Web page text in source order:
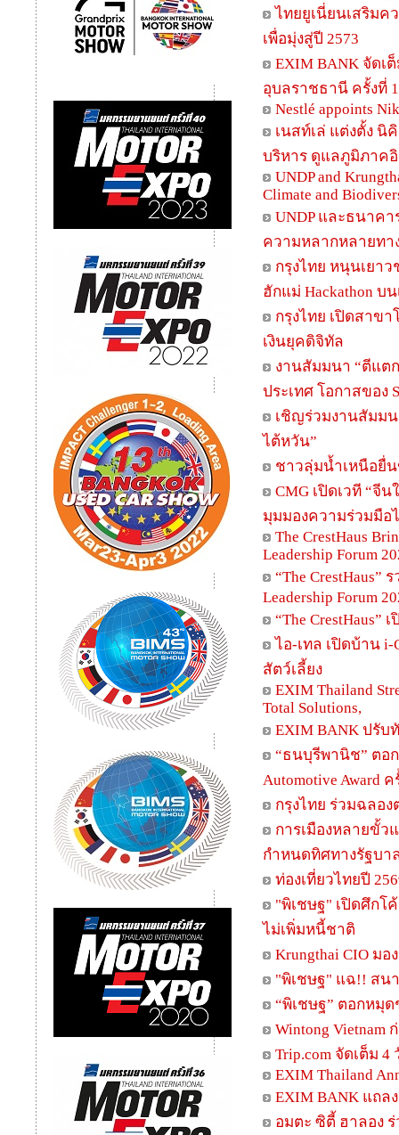
ไทยยูเนี่ยนเสริมค
เพื่อมุ่งสู่ปี 2573
EXIM BANK จัดเ
อุบลราชธานี ครั้งที่
Nestlé appoints
เนสท์เล่ แต่งตั้ง
บริหาร ดูแลภูมิภาค
UNDP and
Climate and
UNDP และธนาค
ความหลากหลายท
กรุงไทย หนุนเยา
ฮักแม่ Hackathon บน
กรุงไทย เปิดสาข
เงินยุคดิจิทัล
งานสัมมนา “ตีแต
ประเทศ โอกาสของ
เชิญร่วมงานสัมม
ไต้หวัน”
ชาวลุ่มน้ำเหนือยื่
CMG เปิดเวที “จี
มุมมองความร่วมมือ
The CrestHaus
Leadership Forum
“The CrestHaus”
Leadership Forum
“The
ไอ-เทล เปิดบ้าน
สัตว์เลี้ยง
EXIM Thailand
Total Solutions,
EXIM BANK ปรับ
“ธนบุรีพานิช” ตอ
Automotive Award ค
กรุงไทย ร่วมฉลอ
การเมืองหลายขั้ว
กำหนดทิศทางรัฐบา
ท่องเที่ยวไทยปี
"พิเชษฐ" เปิดศึกโ
ไม่เพิ่มหนี้ชาติ
Krungthai CIO ม
"พิเชษฐ" แฉ!! สน
“พิเชษฐ” ตอกหมุ
Wintong Vietnam
Trip.com จัดเต็ม
EXIM Thailand
EXIM BANK แถล
อมตะ ซิตี้ ฮาลอง ร่